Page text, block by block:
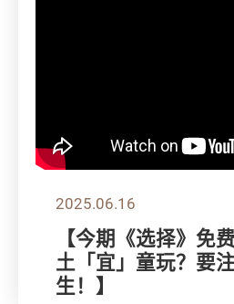
2025.06.16
【今期《选择》免
土「宜」童玩？要
生！】